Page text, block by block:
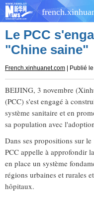
CHINE
CULTURE
SANTÉ
SCI&TECH
TOURISME
Le PCC
"Chine saine"
French.xinhuanet.com | Publié
BEIJING, 3 novembre
(PCC) s'est engagé à
système sanitaire et en
sa population avec
Dans ses propositions sur
PCC appelle à approfondir
en place un système
régions urbaines et rurales
hôpitaux.